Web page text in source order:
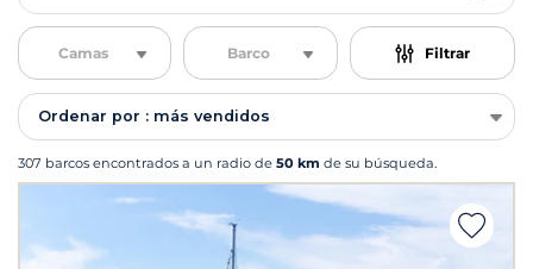
Camas Barco Filtrar
Ordenar por : más vendidos
307 barcos encontrados a un radio de 50 km de su búsqueda.